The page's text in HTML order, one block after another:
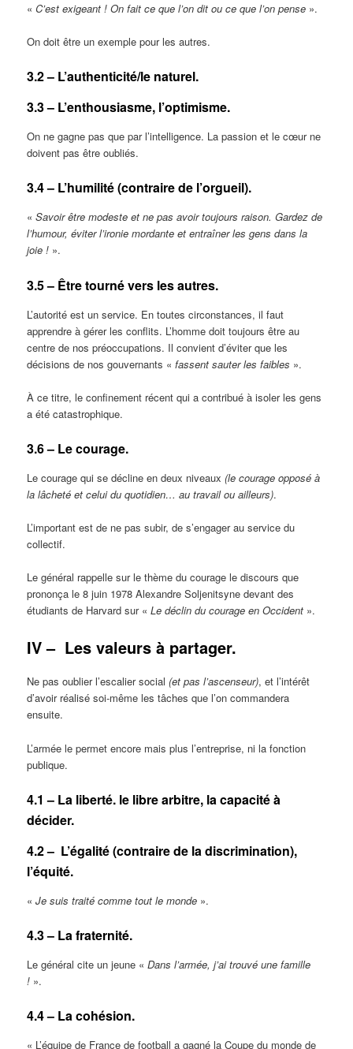
«C’est exigeant ! On fait ce que l’on dit ou ce que l’on pense ».
On doit être un exemple pour les autres.
3.2 – L’authenticité/le naturel.
3.3 – L’enthousiasme, l’optimisme.
On ne gagne pas que par l’intelligence. La passion et le cœur ne
doivent pas être oubliés.
3.4 – L’humilité (contraire de l’orgueil).
«Savoir être modeste et ne pas avoir toujours raison. Gardez de
l’humour, éviter l’ironie mordante et entraîner les gens dans la
joie ! ».
3.5 – Être tourné vers les autres.
L’autorité est un service. En toutes circonstances, il faut
apprendre à gérer les conflits. L’homme doit toujours être au
centre de nos préoccupations. Il convient d’éviter que les
décisions de nos gouvernants «fassent sauter les faibles ».
À ce titre, le confinement récent qui a contribué à isoler les gens
a été catastrophique.
3.6 – Le courage.
Le courage qui se décline en deux niveaux(le courage opposé à
la lâcheté et celui du quotidien… au travail ou ailleurs).
L’important est de ne pas subir, de s’engager au service du
collectif.
Le général rappelle sur le thème du courage le discours que
prononça le 8 juin 1978 Alexandre Soljenitsyne devant des
étudiants de Harvard sur «Le déclin du courage en Occident ».
IV – Les valeurs à partager.
Ne pas oublier l’escalier social(et pas l’ascenseur), et l’intérêt
d’avoir réalisé soi-même les tâches que l’on commandera
ensuite.
L’armée le permet encore mais plus l’entreprise, ni la fonction
publique.
4.1 – La liberté. le libre arbitre, la capacité à
décider.
4.2 – L’égalité (contraire de la discrimination),
l’équité.
«Je suis traité comme tout le monde ».
4.3 – La fraternité.
Le général cite un jeune «Dans l’armée, j’ai trouvé une famille
! ».
4.4 – La cohésion.
« L’équipe de France de football a gagné la Coupe du monde de